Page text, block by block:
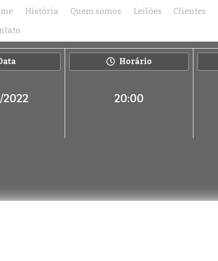
História Quem somos Leilões Clientes
2022
Horário
20:00